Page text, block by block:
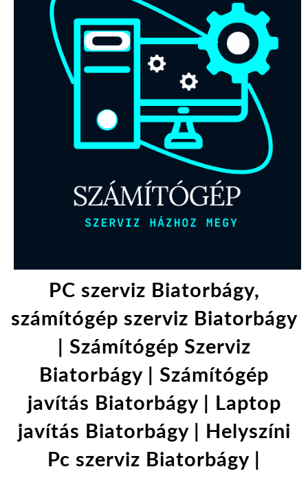
PC szerviz Biatorbágy,
számítógép szerviz Biatorbágy
| Számítógép Szerviz
Biatorbágy | Számítógép
javítás Biatorbágy | Laptop
javítás Biatorbágy | Helyszíni
Pc szerviz Biatorbágy |